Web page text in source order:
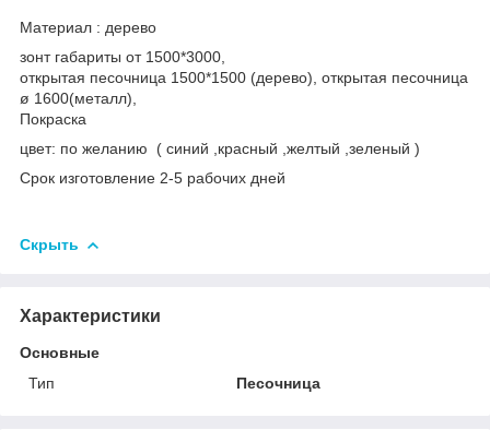
Материал : дерево
зонт габариты от 1500*3000,
открытая песочница 1500*1500 (дерево), открытая песочница
ø 1600(металл),
Покраска
цвет: по желанию ( синий ,красный ,желтый ,зеленый )
Срок изготовление 2-5 рабочих дней
Скрыть
Характеристики
Основные
Тип
Песочница